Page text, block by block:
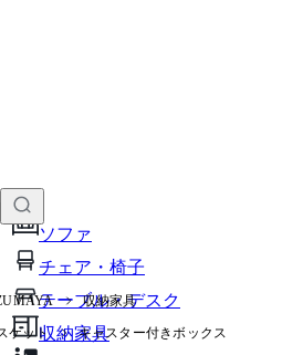
ソファ
チェア・椅子
テーブル・デスク
収納家具
り付けて、カートに追加できます
収納家具
ケット キャスター付きボックス